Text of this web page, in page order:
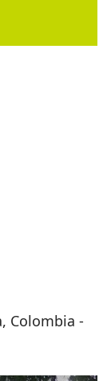
Colombia -